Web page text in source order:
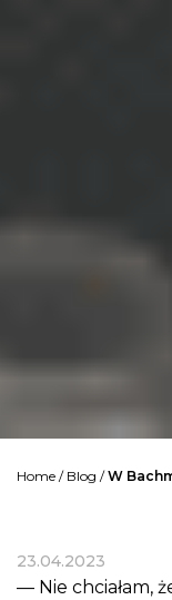
Home / Blog /W
23.04.2023
— Nie chciałam,